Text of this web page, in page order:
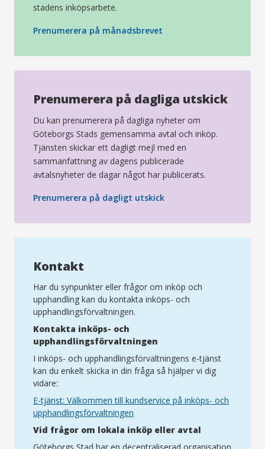
stadens inköpsarbete.
Prenumerera på månadsbrevet
nytt
fönster)
Prenumerera på dagliga utskick
Du kan prenumerera på dagliga nyheter om
Göteborgs Stads gemensamma avtal och inköp.
Tjänsten skickar ett dagligt mejl med en
sammanfattning av dagens publicerade
avtalsnyheter de dagar något har publicerats.
Prenumerera på dagligt utskick(öppnas
nytt
fönster)
Kontakt
Har du synpunkter eller frågor om inköp och
upphandling kan du kontakta inköps- och
upphandlingsförvaltningen.
Kontakta inköps- och
upphandlingsförvaltningen
I inköps- och upphandlingsförvaltningens e-tjänst
kan du enkelt skicka in din fråga så hjälper vi dig
vidare:
E-tjänst: Välkommen till kundservice på inköps- och
upphandlingsförvaltningen
Vid frågor om lokala inköp eller avtal
Göteborgs Stad har en decentraliserad organisation